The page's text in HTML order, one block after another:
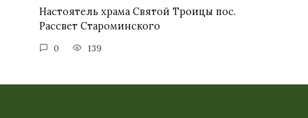
Настоятель храма Святой Троицы пос.
Рассвет Староминского
0 139